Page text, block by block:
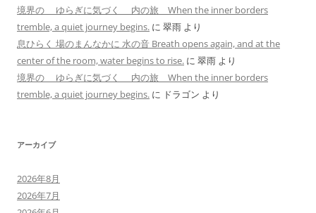
境界の ゆらぎに気づく 内の旅 When the inner borders
tremble, a quiet journey begins. に 翠雨 より
息ひらく 場のまんなかに 水の音 Breath opens again, and at the
center of the room, water begins to rise. に 翠雨 より
境界の ゆらぎに気づく 内の旅 When the inner borders
tremble, a quiet journey begins. に ドラゴン より
アーカイブ
2026年8月
2026年7月